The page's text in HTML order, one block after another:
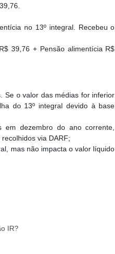
no 13º integral. Recebeu o
39,76 + Pensão alimentícia R$
Se o valor das médias for inferior
do 13º integral devido à base
em dezembro do ano corrente,
via DARF;
mas não impacta o valor líquido
IR?